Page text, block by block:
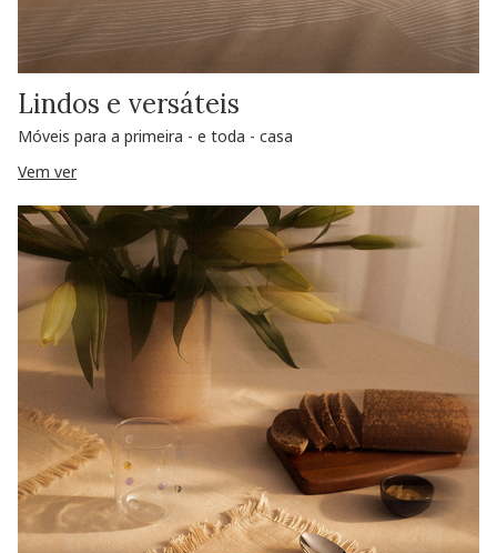
Lindos e versáteis
Móveis para a primeira - e toda - casa
Vem ver